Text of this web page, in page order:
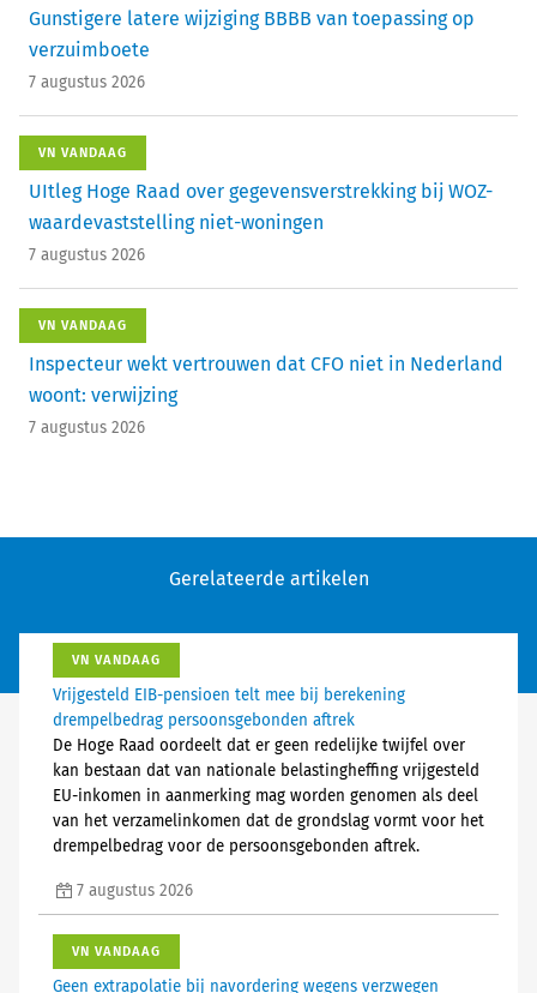
Gunstigere latere wijziging BBBB van toepassing op
verzuimboete
7 augustus 2026
VN VANDAAG
UItleg Hoge Raad over gegevensverstrekking bij WOZ-
waardevaststelling niet-woningen
7 augustus 2026
VN VANDAAG
Inspecteur wekt vertrouwen dat CFO niet in Nederland
woont: verwijzing
7 augustus 2026
Gerelateerde artikelen
VN VANDAAG
Vrijgesteld EIB-pensioen telt mee bij berekening
drempelbedrag persoonsgebonden aftrek
De Hoge Raad oordeelt dat er geen redelijke twijfel over
kan bestaan dat van nationale belastingheffing vrijgesteld
EU-inkomen in aanmerking mag worden genomen als deel
van het verzamelinkomen dat de grondslag vormt voor het
drempelbedrag voor de persoonsgebonden aftrek.
7 augustus 2026
VN VANDAAG
Geen extrapolatie bij navordering wegens verzwegen